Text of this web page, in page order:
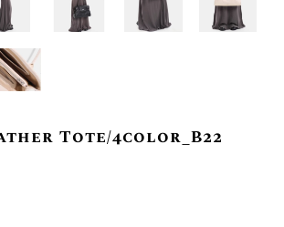
Tote/4color_B22